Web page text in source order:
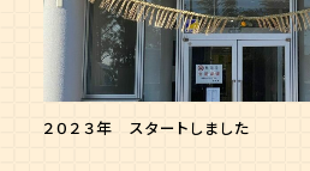
２０２３年 スタートしました